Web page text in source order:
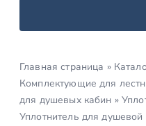
Главная страница »
Комплектующие для
для душевых кабин »
Уплотнитель для